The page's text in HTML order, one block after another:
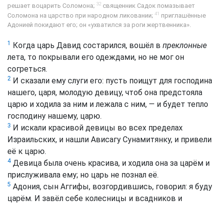
решает воцарить Соломона; 32 священник Садок помазывает
Соломона на царство при народном ликовании; 41 приглашённые
Адонией покидают его; он «ухватился за роги жертвенника».
1 Когда царь Давид состарился, вошёл в преклонные
лета, то покрывали его одеждами, но не мог он
согреться.
2 И сказали ему слуги его: пусть поищут для господина
нашего, царя, молодую девицу, чтоб она предстояла
царю и ходила за ним и лежала с ним, — и будет тепло
господину нашему, царю.
3 И искали красивой девицы во всех пределах
Израильских, и нашли Ависагу Сунамитянку, и привели
её к царю.
4Девица была очень красива, и ходила она за царём и
прислуживала ему; но царь не познал её.
5 Адония, сын Аггифы, возгордившись, говорил: я буду
царём. И завёл себе колесницы и всадников и